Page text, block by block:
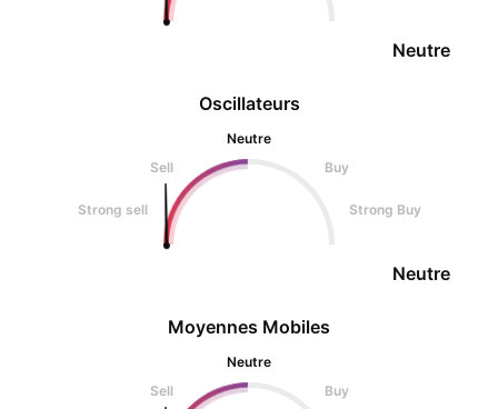
Oscillateurs
Neutre
Sell
Buy
Strong sell Strong Buy
Neutre
Neutre
Moyennes Mobiles
Neutre
Sell
Buy